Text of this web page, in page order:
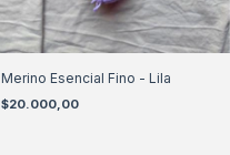
Merino Esencial Fino - Lila
$20.000,00